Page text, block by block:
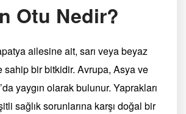
Otu Nedir?
ailesine ait, sarı veya beyaz
sahip bir bitkidir. Avrupa, Asya ve
yaygın olarak bulunur. Yaprakları
sağlık sorunlarına karşı doğal bir